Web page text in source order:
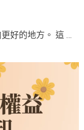
好的地方。 這 …